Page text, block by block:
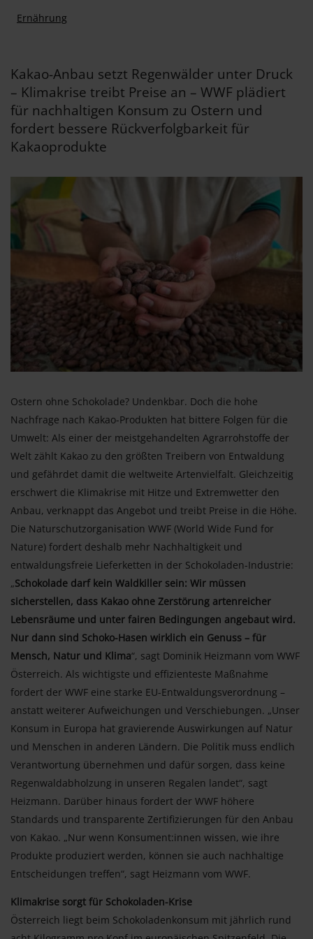
Ernährung
Kakao-Anbau setzt Regenwälder unter Druck
– Klimakrise treibt Preise an – WWF plädiert
für nachhaltigen Konsum zu Ostern und
fordert bessere Rückverfolgbarkeit für
Kakaoprodukte
Ostern ohne Schokolade? Undenkbar. Doch die hohe
Nachfrage nach Kakao-Produkten hat bittere Folgen für die
Umwelt: Als einer der meistgehandelten Agrarrohstoffe der
Welt zählt Kakao zu den größten Treibern von Entwaldung
und gefährdet damit die weltweite Artenvielfalt. Gleichzeitig
erschwert die Klimakrise mit Hitze und Extremwetter den
Anbau, verknappt das Angebot und treibt Preise in die Höhe.
Die Naturschutzorganisation WWF (World Wide Fund for
Nature) fordert deshalb mehr Nachhaltigkeit und
entwaldungsfreie Lieferketten in der Schokoladen-Industrie:
„Schokolade darf kein Waldkiller sein: Wir müssen
sicherstellen, dass Kakao ohne Zerstörung artenreicher
Lebensräume und unter fairen Bedingungen angebaut wird.
Nur dann sind Schoko-Hasen wirklich ein Genuss – für
Mensch, Natur und Klima“, sagt Dominik Heizmann vom WWF
Österreich. Als wichtigste und effizienteste Maßnahme
fordert der WWF eine starke EU-Entwaldungsverordnung –
anstatt weiterer Aufweichungen und Verschiebungen. „Unser
Konsum in Europa hat gravierende Auswirkungen auf Natur
und Menschen in anderen Ländern. Die Politik muss endlich
Verantwortung übernehmen und dafür sorgen, dass keine
Regenwaldabholzung in unseren Regalen landet“, sagt
Heizmann. Darüber hinaus fordert der WWF höhere
Standards und transparente Zertifizierungen für den Anbau
von Kakao. „Nur wenn Konsument:innen wissen, wie ihre
Produkte produziert werden, können sie auch nachhaltige
Entscheidungen treffen“, sagt Heizmann vom WWF.
Klimakrise sorgt für Schokoladen-Krise
Österreich liegt beim Schokoladenkonsum mit jährlich rund